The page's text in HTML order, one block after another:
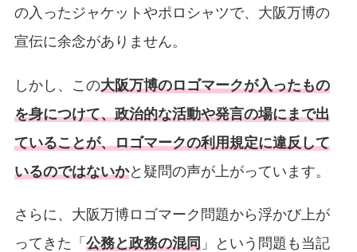
の入ったジャケットやポロシャツで、大阪万博の
宣伝に余念がありません。
しかし、この大阪万博のロゴマークが入ったもの
を身につけて、政治的な活動や発言の場にまで出
ていることが、ロゴマークの利用規定に違反して
いるのではないかと疑問の声が上がっています。
さらに、大阪万博ロゴマーク問題から浮かび上が
ってきた「 公務と政務の混同」という問題も当記